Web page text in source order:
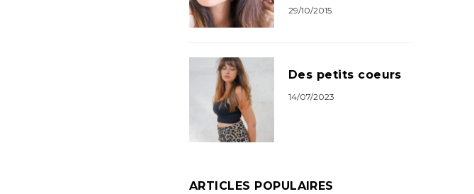
29/10/2015
Des petits coeurs
14/07/2023
ARTICLES POPULAIRES